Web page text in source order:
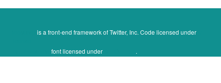
is a front-end framework of Twitter, Inc. Code licensed under
font licensed under .